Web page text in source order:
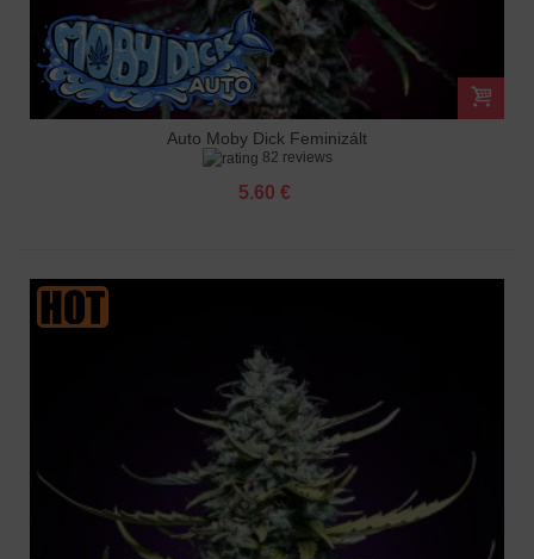
Auto Moby Dick Feminizált
82 reviews
5.60 €